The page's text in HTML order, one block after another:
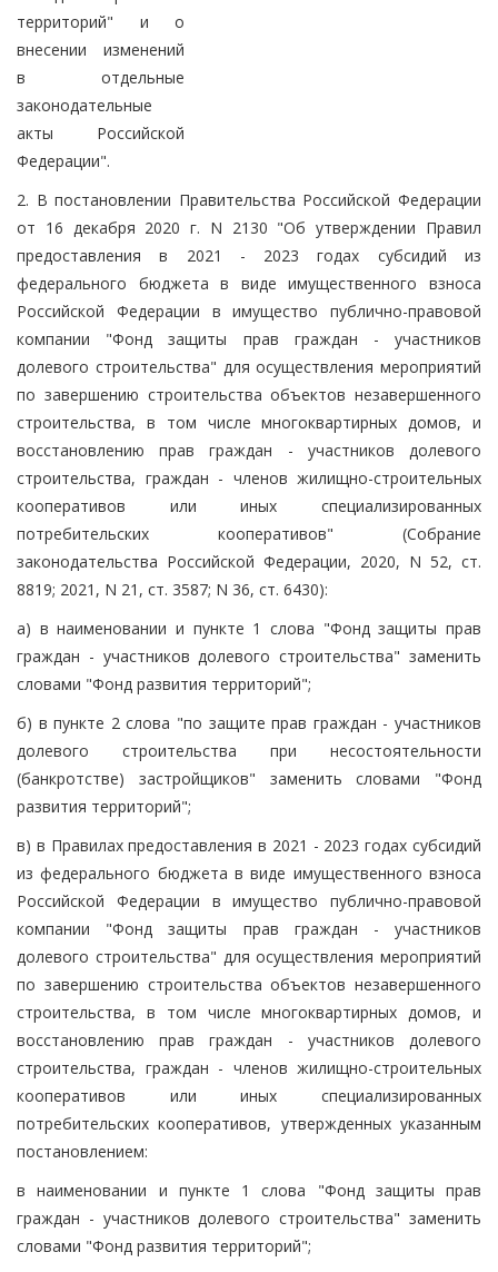
территорий" и о
внесении изменений
в отдельные
законодательные
акты Российской
Федерации".
2. В постановлении Правительства Российской Федерации
от 16 декабря 2020 г. N 2130 "Об утверждении Правил
предоставления в 2021 - 2023 годах субсидий из
федерального бюджета в виде имущественного взноса
Российской Федерации в имущество публично-правовой
компании "Фонд защиты прав граждан - участников
долевого строительства" для осуществления мероприятий
по завершению строительства объектов незавершенного
строительства, в том числе многоквартирных домов, и
восстановлению прав граждан - участников долевого
строительства, граждан - членов жилищно-строительных
кооперативов или иных специализированных
потребительских кооперативов" (Собрание
законодательства Российской Федерации, 2020, N 52, ст.
8819; 2021, N 21, ст. 3587; N 36, ст. 6430):
а) в наименовании и пункте 1 слова "Фонд защиты прав
граждан - участников долевого строительства" заменить
словами "Фонд развития территорий";
б) в пункте 2 слова "по защите прав граждан - участников
долевого строительства при несостоятельности
(банкротстве) застройщиков" заменить словами "Фонд
развития территорий";
в) в Правилах предоставления в 2021 - 2023 годах субсидий
из федерального бюджета в виде имущественного взноса
Российской Федерации в имущество публично-правовой
компании "Фонд защиты прав граждан - участников
долевого строительства" для осуществления мероприятий
по завершению строительства объектов незавершенного
строительства, в том числе многоквартирных домов, и
восстановлению прав граждан - участников долевого
строительства, граждан - членов жилищно-строительных
кооперативов или иных специализированных
потребительских кооперативов, утвержденных указанным
постановлением:
в наименовании и пункте 1 слова "Фонд защиты прав
граждан - участников долевого строительства" заменить
словами "Фонд развития территорий";